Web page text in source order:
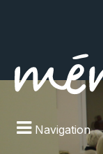
Navigation